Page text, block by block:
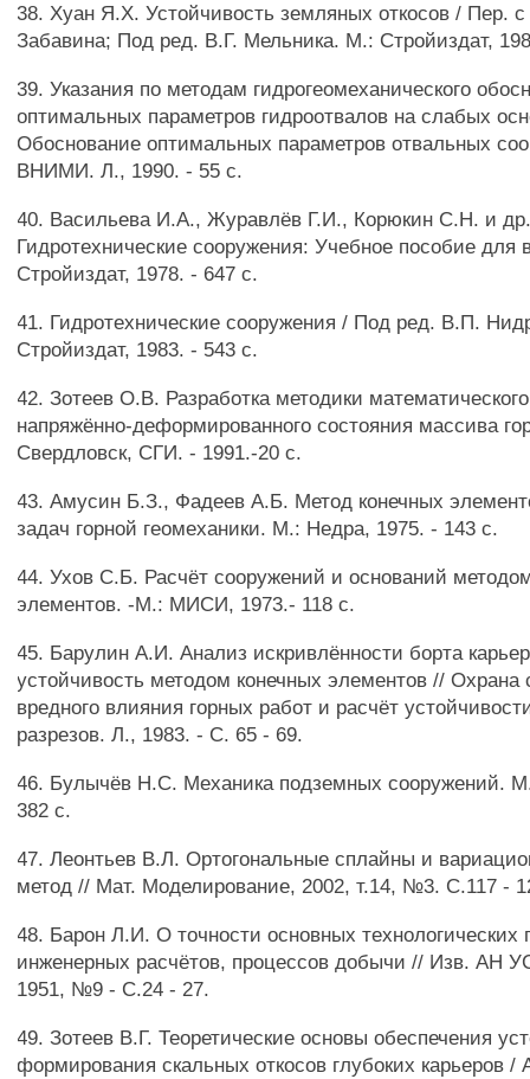
38. Хуан Я.Х. Устойчивость земляных откосов / Пер. с
Забавина; Под ред. В.Г. Мельника. М.: Стройиздат,
39. Указания по методам гидрогеомеханического
оптимальных параметров гидроотвалов на слабых
Обоснование оптимальных параметров отвальных
ВНИМИ. Л., 1990. - 55 с.
40. Васильева И.А., Журавлёв Г.И., Корюкин С.Н. и
Гидротехнические сооружения: Учебное пособие для
Стройиздат, 1978. - 647 с.
41. Гидротехнические сооружения / Под ред. В.П.
Стройиздат, 1983. - 543 с.
42. Зотеев О.В. Разработка методики
напряжённо-деформированного состояния массива
Свердловск, СГИ. - 1991.-20 с.
43. Амусин Б.З., Фадеев А.Б. Метод конечных
задач горной геомеханики. М.: Недра, 1975. - 143 с.
44. Ухов С.Б. Расчёт сооружений и оснований
элементов. -М.: МИСИ, 1973.- 118 с.
45. Барулин А.И. Анализ искривлённости борта
устойчивость методом конечных элементов // Охрана
вредного влияния горных работ и расчёт
разрезов. Л., 1983. - С. 65 - 69.
46. Булычёв Н.С. Механика подземных сооружений.
382 с.
47. Леонтьев В.Л. Ортогональные сплайны и
метод // Мат. Моделирование, 2002, т.14, №3. С.117 -
48. Барон Л.И. О точности основных технологических
инженерных расчётов, процессов добычи // Изв. АН
1951, №9 - С.24 - 27.
49. Зотеев В.Г. Теоретические основы обеспечения
формирования скальных откосов глубоких карьеров